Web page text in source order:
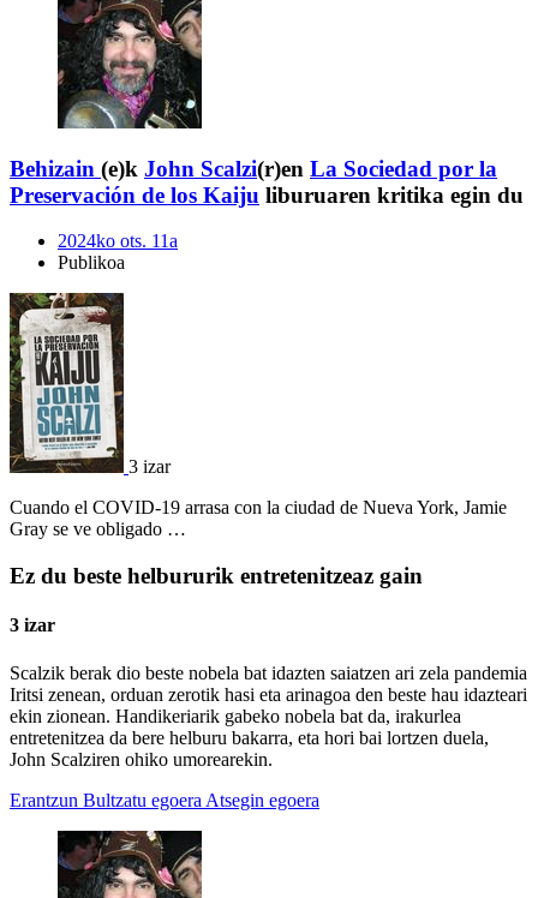
Behizain (e)k John Scalzi(r)en La Sociedad por la
Preservación de los Kaiju liburuaren kritika egin du
2024ko ots. 11a
Publikoa
3 izar
Cuando el COVID-19 arrasa con la ciudad de Nueva York, Jamie
Gray se ve obligado …
Ez du beste helbururik entretenitzeaz gain
3 izar
Scalzik berak dio beste nobela bat idazten saiatzen ari zela pandemia
Iritsi zenean, orduan zerotik hasi eta arinagoa den beste hau idazteari
ekin zionean. Handikeriarik gabeko nobela bat da, irakurlea
entretenitzea da bere helburu bakarra, eta hori bai lortzen duela,
John Scalziren ohiko umorearekin.
Erantzun Bultzatu egoera Atsegin egoera